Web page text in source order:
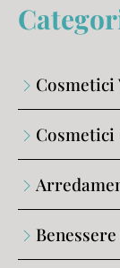
Cosmetici
Cosmetici